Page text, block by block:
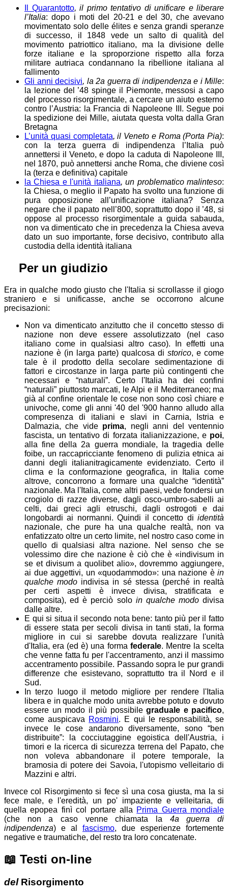
Il Quarantotto, il primo tentativo di unificare e liberare
l’Italia: dopo i moti del 20-21 e del 30, che avevano
movimentato solo delle élites e senza grandi speranze
di successo, il 1848 vede un salto di qualità del
movimento patriottico italiano, ma la divisione delle
forze italiane e la sproporzione rispetto alla forza
militare autriaca condannano la ribellione italiana al
fallimento
Gli anni decisivi, la 2a guerra di indipendenza e i Mille:
la lezione del ’48 spinge il Piemonte, messosi a capo
del processo risorgimentale, a cercare un aiuto esterno
contro l’Austria: la Francia di Napoleone III. Segue poi
la spedizione dei Mille, aiutata questa volta dalla Gran
Bretagna
L’unità quasi completata, il Veneto e Roma (Porta Pia):
con la terza guerra di indipendenza l’Italia può
annettersi il Veneto, e dopo la caduta di Napoleone III,
nel 1870, può annettersi anche Roma, che diviene così
la (terza e definitiva) capitale
la Chiesa e l'unità italiana, un problematico malinteso:
la Chiesa, o meglio il Papato ha svolto una funzione di
pura opposizione all’unificazione italiana? Senza
negare che il papato nell’800, soprattutto dopo il ’48, si
oppose al processo risorgimentale a guida sabauda,
non va dimenticato che in precedenza la Chiesa aveva
dato un suo importante, forse decisivo, contributo alla
custodia della identità italiana
Per un giudizio
Era in qualche modo giusto che l'Italia si scrollasse il giogo
straniero e si unificasse, anche se occorrono alcune
precisazioni:
Non va dimenticato anzitutto che il concetto stesso di
nazione non deve essere assolutizzato (nel caso
italiano come in qualsiasi altro caso). In effetti una
nazione è (in larga parte) qualcosa di storico, e come
tale è il prodotto della secolare sedimentazione di
fattori e circostanze in larga parte più contingenti che
necessari e “naturali”. Certo l'Italia ha dei confini
“naturali” piuttosto marcati, le Alpi e il Mediterraneo; ma
già al confine orientale le cose non sono così chiare e
univoche, come gli anni '40 del '900 hanno alludo alla
compresenza di italiani e slavi in Carnia, Istria e
Dalmazia, che vide prima, negli anni del ventennio
fascista, un tentativo di forzata italianizzazione, e poi,
alla fine della 2a guerra mondiale, la tragedia delle
foibe, un raccapricciante fenomeno di pulizia etnica ai
danni degli italianitragicamente evidenziato. Certo il
clima e la conformazione geografica, in Italia come
altrove, concorrono a formare una qualche “identità”
nazionale. Ma l'Italia, come altri paesi, vede fondersi un
crogiolo di razze diverse, dagli osco-umbro-sabelli ai
celti, dai greci agli etruschi, dagli ostrogoti e dai
longobardi ai normanni. Quindi il concetto di identità
nazionale, che pure ha una qualche realtà, non va
enfatizzato oltre un certo limite, nel nostro caso come in
quello di qualsiasi altra nazione. Nel senso che se
volessimo dire che nazione è ciò che è «indivisum in
se et divisum a quolibet alio», dovremmo aggiungere,
ai due aggettivi, un «quodammodo»: una nazione è in
qualche modo indivisa in sé stessa (perché in realtà
per certi aspetti è invece divisa, stratificata e
composita), ed è perciò solo in qualche mododivisa
dalle altre.
E qui si situa il secondo nota bene: tanto più per il fatto
di essere stata per secoli divisa in tanti stati, la forma
migliore in cui si sarebbe dovuta realizzare l'unità
d'Italia, era (ed è) una forma federale. Mentre la scelta
che venne fatta fu per l'accentramento, anzi il massimo
accentramento possibile. Passando sopra le pur grandi
differenze che esistevano, soprattutto tra il Nord e il
Sud.
In terzo luogo il metodo migliore per rendere l'Italia
libera e in qualche modo unita avrebbe potuto e dovuto
essere un modo il più possibile graduale e pacifico,
come auspicava Rosmini. E qui le responsabilità, se
invece le cose andarono diversamente, sono “ben
distribuite”: la cocciutaggine egoistica dell'Austria, i
timori e la ricerca di sicurezza terrena del Papato, che
non voleva abbandonare il potere temporale, la
bramosia di potere dei Savoia, l'utopismo velleitario di
Mazzini e altri.
Invece col Risorgimento si fece sì una cosa giusta, ma la si
fece male, e l'eredità, un po' impaziente e velleitaria, di
quella epopea finì col portare alla Prima Guerra mondiale
(che non a caso venne chiamata la 4a guerra di
indipendenza) e al fascismo, due esperienze fortemente
negative e traumatiche, del resto tra loro concatenate.
📖 Testi on-line
delRisorgimento